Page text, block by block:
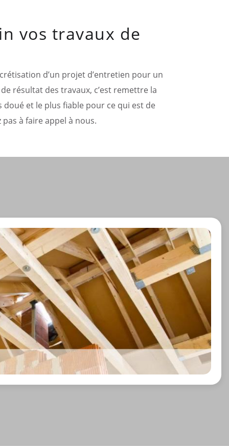
vos travaux de
d’un projet d’entretien pour un
résultat des travaux, c’est remettre la
et le plus fiable pour ce qui est de
à faire appel à nous.